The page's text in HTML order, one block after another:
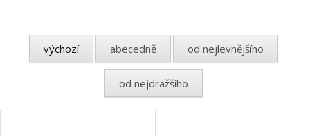
výchozí abecedně od nejlevnějšího
od nejdražšího